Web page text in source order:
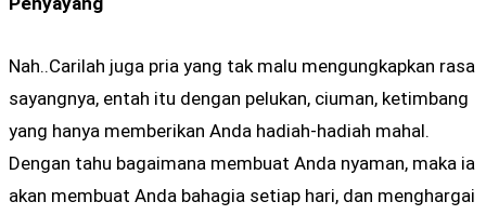
Nah..Carilah juga pria yang tak malu mengungkapkan rasa
sayangnya, entah itu dengan pelukan, ciuman, ketimbang
yang hanya memberikan Anda hadiah-hadiah mahal.
Dengan tahu bagaimana membuat Anda nyaman, maka ia
akan membuat Anda bahagia setiap hari, dan menghargai